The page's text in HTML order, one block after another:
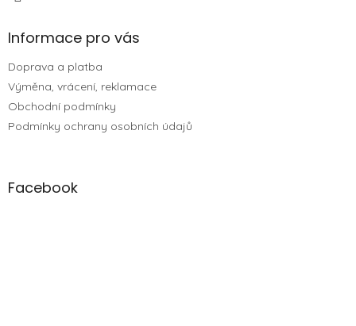
Informace pro vás
Doprava a platba
Výměna, vrácení, reklamace
Obchodní podmínky
Podmínky ochrany osobních údajů
Facebook